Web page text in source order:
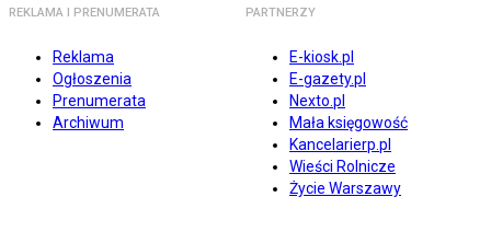
REKLAMA I PRENUMERATA
Reklama
Ogłoszenia
Prenumerata
Archiwum
PARTNERZY
E-kiosk.pl
E-gazety.pl
Nexto.pl
Mała księgowość
Kancelarierp.pl
Wieści Rolnicze
Życie Warszawy